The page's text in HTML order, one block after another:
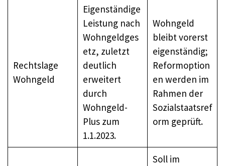
Rechtslage
Wohngeld
Eigenständige
Leistung nach
Wohngeldges
etz, zuletzt
deutlich
erweitert
durch
Wohngeld-
Plus zum
1.1.2023.
Wohngeld
bleibt vorerst
eigenständig;
Reformoption
en werden im
Rahmen der
Sozialstaatsref
orm geprüft.
Soll im